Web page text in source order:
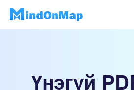
Үнэгүй